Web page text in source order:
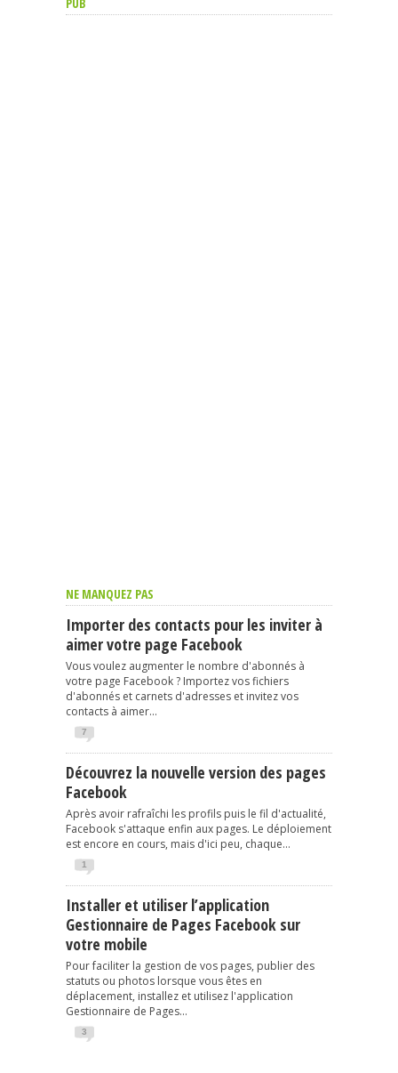
NE MANQUEZ PAS
Importer des contacts pour les inviter à
aimer votre page Facebook
Vous voulez augmenter le nombre d'abonnés à
votre page Facebook ? Importez vos fichiers
d'abonnés et carnets d'adresses et invitez vos
contacts à aimer...
7
Découvrez la nouvelle version des pages
Facebook
Après avoir rafraîchi les profils puis le fil d'actualité,
Facebook s'attaque enfin aux pages. Le déploiement
est encore en cours, mais d'ici peu, chaque...
1
Installer et utiliser l’application
Gestionnaire de Pages Facebook sur
votre mobile
Pour faciliter la gestion de vos pages, publier des
statuts ou photos lorsque vous êtes en
déplacement, installez et utilisez l'application
Gestionnaire de Pages...
3